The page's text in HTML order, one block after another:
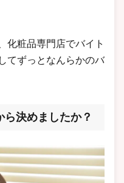
化粧品専門店でバイト
てずっとなんらかのバ
決めましたか？